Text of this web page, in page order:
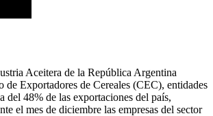
Aceitera de la República Argentina
Exportadores de Cereales (CEC), entidades
del 48% de las exportaciones del país,
el mes de diciembre las empresas del sector